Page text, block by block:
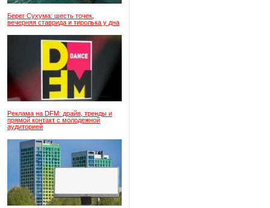
Берег Сухума: шесть точек,
вечерняя ставрида и тиролька у дна
Реклама на DFM: драйв, тренды и
прямой контакт с молодежной
аудиторией